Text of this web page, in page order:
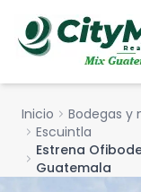
Inicio chevron_right Bodegas y
chevron_right Escuintla
chevron_right Estrena
Guatemala